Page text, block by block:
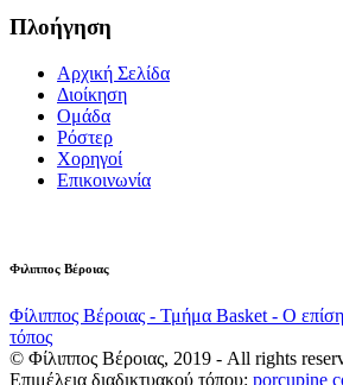
Πλοήγηση
Αρχική Σελίδα
Διοίκηση
Ομάδα
Ρόστερ
Χορηγοί
Επικοινωνία
Φιλιππος Βέροιας
Φίλιππος Βέροιας - Τμήμα Basket - Ο
τόπος
© Φίλιππος Βέροιας, 2019 - All rights
Επιμέλεια διαδικτυακού τόπου: porcupine